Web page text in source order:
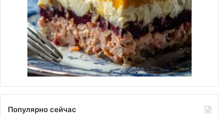
Популярно сейчас